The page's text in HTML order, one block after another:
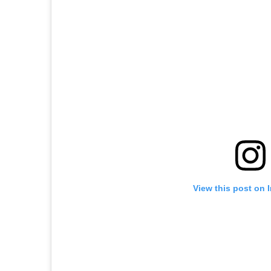
View this post on